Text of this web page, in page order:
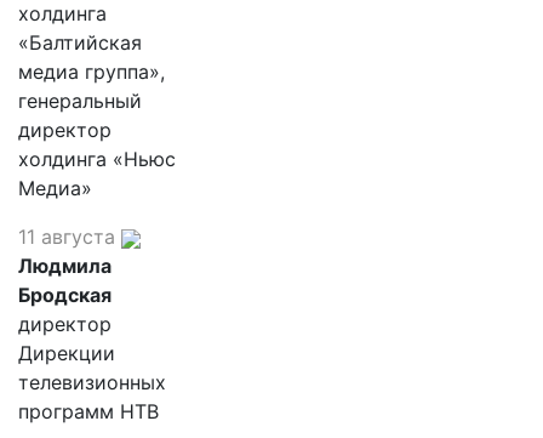
холдинга
«Балтийская
медиа группа»,
генеральный
директор
холдинга «Ньюс
Медиа»
11 августа
Людмила
Бродская
директор
Дирекции
телевизионных
программ НТВ